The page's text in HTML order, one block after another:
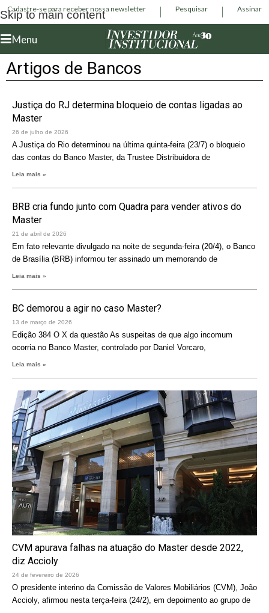
Skip to main content
Cadastre-se para receber nossa newsletter Pesquisar Assinar
Menu
Artigos de Bancos
Justiça do RJ determina bloqueio de contas ligadas ao
Master
26 de julho de 2026
A Justiça do Rio determinou na última quinta-feira (23/7) o bloqueio
das contas do Banco Master, da Trustee Distribuidora de
Leia mais »
BRB cria fundo junto com Quadra para vender ativos do
Master
21 de abril de 2026
Em fato relevante divulgado na noite de segunda-feira (20/4), o Banco
de Brasília (BRB) informou ter assinado um memorando de
Leia mais »
BC demorou a agir no caso Master?
13 de março de 2026
Edição 384 O X da questão As suspeitas de que algo incomum
ocorria no Banco Master, controlado por Daniel Vorcaro,
Leia mais »
CVM apurava falhas na atuação do Master desde 2022,
diz Accioly
24 de fevereiro de 2026
O presidente interino da Comissão de Valores Mobiliários (CVM), João
Accioly, afirmou nesta terça-feira (24/2), em depoimento ao grupo de